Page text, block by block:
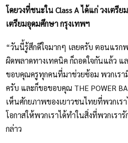
โดยวงที่ชนะใน Class A ได้แก่ วงเตรีย
เตรียมอุดมศึกษา กรุงเทพฯ
“วันนี้รู้สึกดีใจมากๆ เลยครับ ตอนแรก
ผิดพลาดทางเทคนิค ก็ถอดใจกันแล้ว แล
ขอบคุณครูทุกคนที่มาช่วยซ้อม พวกเรา
ครับ และก็ขอขอบคุณ THE POWER
เห็นศักยภาพของเยาวชนไทยที่พวกเร
โอกาสให้พวกเราได้ทำในสิ่งที่พวกเรา
กล่าว